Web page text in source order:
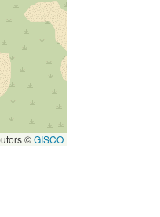
©GISCO
vie